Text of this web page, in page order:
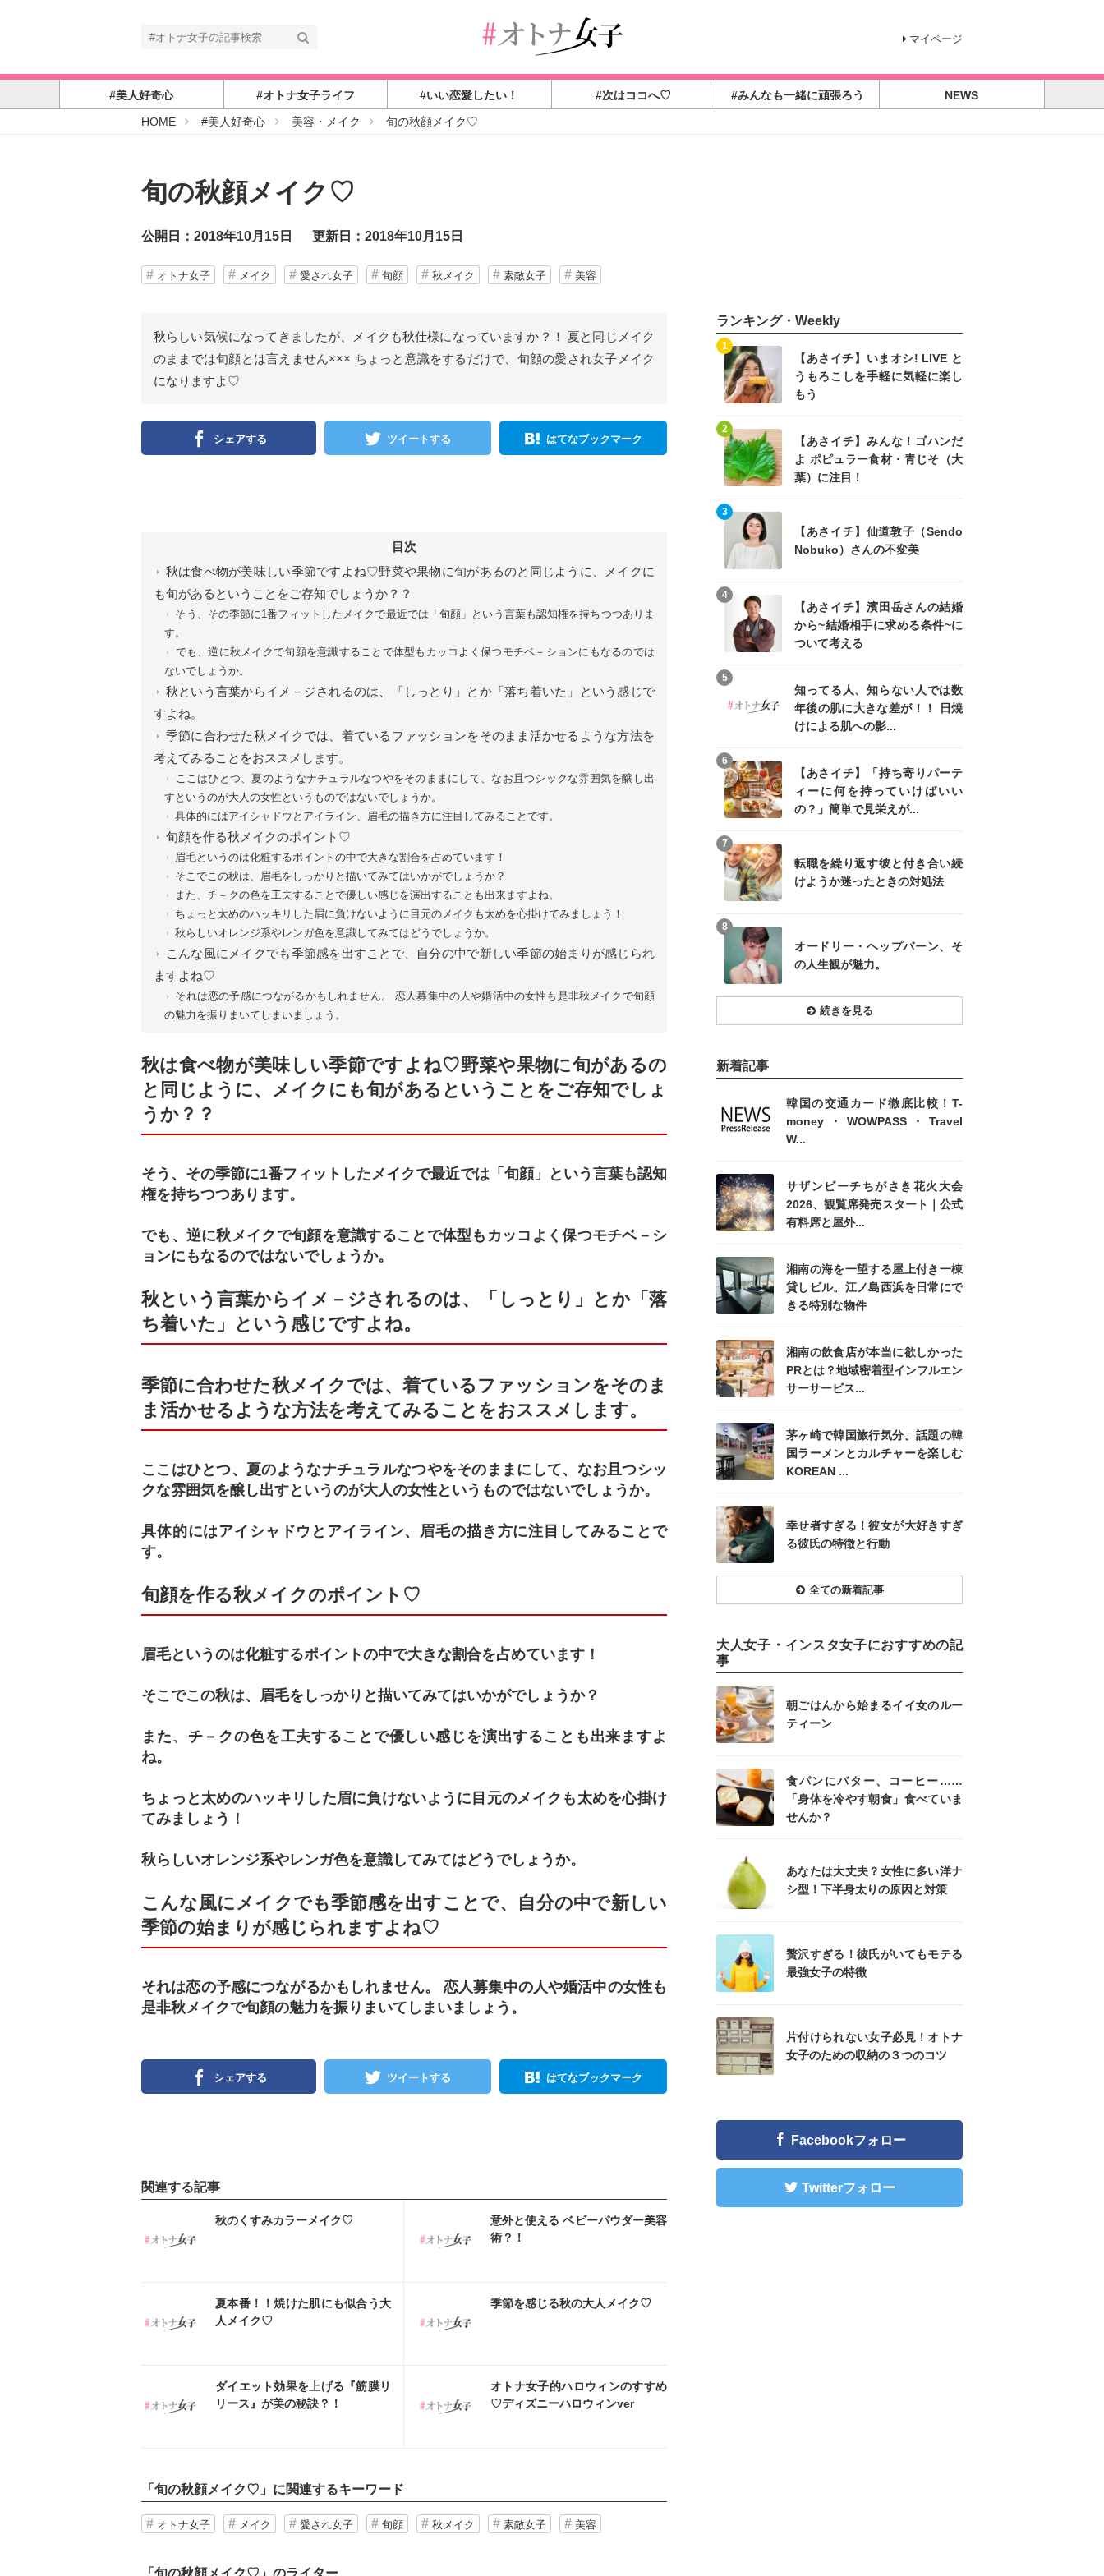
マイページ
#美人好奇心 #オトナ女子ライフ #いい恋愛したい！ #次はココへ♡ #みんなも一緒に頑張ろう
NEWS
HOME#
#美人好奇心 美容・メイク 旬の秋顔メイク♡
旬の秋顔メイク♡
公開日：2018年10月15日 更新日：2018年10月15日
オトナ女子 メイク 愛され女子 旬顔 秋メイク 素敵女子 美容
秋らしい気候になってきましたが、メイクも秋仕様になっていますか？！ 夏と同じメイク
のままでは旬顔とは言えません××× ちょっと意識をするだけで、旬顔の愛され女子メイク
になりますよ♡
シェアする ツイートする はてなブックマーク
目次
秋は食べ物が美味しい季節ですよね♡野菜や果物に旬があるのと同じように、メイクに
も旬があるということをご存知でしょうか？？
そう、その季節に1番フィットしたメイクで最近では「旬顔」という言葉も認知権を持ちつつありま
す。
でも、逆に秋メイクで旬顔を意識することで体型もカッコよく保つモチベ－ションにもなるのでは
ないでしょうか。
秋という言葉からイメ－ジされるのは、「しっとり」とか「落ち着いた」という感じで
すよね。
季節に合わせた秋メイクでは、着ているファッションをそのまま活かせるような方法を
考えてみることをおススメします。
ここはひとつ、夏のようなナチュラルなつやをそのままにして、なお且つシックな雰囲気を醸し出
すというのが大人の女性というものではないでしょうか。
具体的にはアイシャドウとアイライン、眉毛の描き方に注目してみることです。
旬顔を作る秋メイクのポイント♡
眉毛というのは化粧するポイントの中で大きな割合を占めています！
そこでこの秋は、眉毛をしっかりと描いてみてはいかがでしょうか？
また、チ－クの色を工夫することで優しい感じを演出することも出来ますよね。
ちょっと太めのハッキリした眉に負けないように目元のメイクも太めを心掛けてみましょう！
秋らしいオレンジ系やレンガ色を意識してみてはどうでしょうか。
こんな風にメイクでも季節感を出すことで、自分の中で新しい季節の始まりが感じられ
ますよね♡
それは恋の予感につながるかもしれません。 恋人募集中の人や婚活中の女性も是非秋メイクで旬顔
の魅力を振りまいてしまいましょう。
秋は食べ物が美味しい季節ですよね♡野菜や果物に旬があるの
と同じように、メイクにも旬があるということをご存知でしょ
うか？？
そう、その季節に1番フィットしたメイクで最近では「旬顔」という言葉も認知
権を持ちつつあります。
でも、逆に秋メイクで旬顔を意識することで体型もカッコよく保つモチベ－シ
ョンにもなるのではないでしょうか。
秋という言葉からイメ－ジされるのは、「しっとり」とか「落
ち着いた」という感じですよね。
季節に合わせた秋メイクでは、着ているファッションをそのま
ま活かせるような方法を考えてみることをおススメします。
ここはひとつ、夏のようなナチュラルなつやをそのままにして、なお且つシッ
クな雰囲気を醸し出すというのが大人の女性というものではないでしょうか。
具体的にはアイシャドウとアイライン、眉毛の描き方に注目してみることで
す。
旬顔を作る秋メイクのポイント♡
眉毛というのは化粧するポイントの中で大きな割合を占めています！
そこでこの秋は、眉毛をしっかりと描いてみてはいかがでしょうか？
また、チ－クの色を工夫することで優しい感じを演出することも出来ますよ
ね。
ちょっと太めのハッキリした眉に負けないように目元のメイクも太めを心掛け
てみましょう！
秋らしいオレンジ系やレンガ色を意識してみてはどうでしょうか。
こんな風にメイクでも季節感を出すことで、自分の中で新しい
季節の始まりが感じられますよね♡
それは恋の予感につながるかもしれません。 恋人募集中の人や婚活中の女性も
是非秋メイクで旬顔の魅力を振りまいてしまいましょう。
シェアする ツイートする はてなブックマーク
関連する記事
秋のくすみカラーメイク♡
意外と使える ベビーパウダー美容
術？！
夏本番！！焼けた肌にも似合う大
人メイク♡
季節を感じる秋の大人メイク♡
インスタ
ダイエット効果を上げる『筋膜リ
リース』が美の秘訣？！
オトナ女子的ハロウィンのすすめ
♡ディズニーハロウィンver
「 旬の秋顔メイク♡ 」に関連するキーワード
オトナ女子 メイク 愛され女子 旬顔 秋メイク 素敵女子 美容
「旬の秋顔メイク♡」のライター
ランキング・Weekly
【あさイチ】いまオシ! LIVE と
うもろこしを手軽に気軽に楽し
もう
1
【あさイチ】みんな！ゴハンだ
よ ポピュラー食材・青じそ（大
葉）に注目！
2
【あさイチ】仙道敦子（Sendo
Nobuko）さんの不変美
3
【あさイチ】濱田岳さんの結婚
から~結婚相手に求める条件~に
ついて考える
4
知ってる人、知らない人では数
年後の肌に大きな差が！！ 日焼
けによる肌への影...
5
【あさイチ】「持ち寄りパーテ
ィーに何を持っていけばいい
の？」簡単で見栄えが...
6
転職を繰り返す彼と付き合い続
けようか迷ったときの対処法
7
オードリー・ヘップバーン、そ
の人生観が魅力。
8
続きを見る
新着記事
韓国の交通カード徹底比較！T-
money・WOWPASS・Travel
W...
サザンビーチちがさき花火大会
2026、観覧席発売スタート｜公式
有料席と屋外...
湘南の海を一望する屋上付き一棟
貸しビル。江ノ島西浜を日常にで
きる特別な物件
湘南の飲食店が本当に欲しかった
PRとは？地域密着型インフルエン
サーサービス...
茅ヶ崎で韓国旅行気分。話題の韓
国ラーメンとカルチャーを楽しむ
KOREAN ...
幸せ者すぎる！彼女が大好きすぎ
る彼氏の特徴と行動
全ての新着記事
大人女子・インスタ女子におすすめの記
事
朝ごはんから始まるイイ女のルー
ティーン
食パンにバター、コーヒー……
「身体を冷やす朝食」食べていま
せんか？
あなたは大丈夫？女性に多い洋ナ
シ型！下半身太りの原因と対策
贅沢すぎる！彼氏がいてもモテる
最強女子の特徴
片付けられない女子必見！オトナ
女子のための収納の３つのコツ
Facebookフォロー
Twitterフォロー